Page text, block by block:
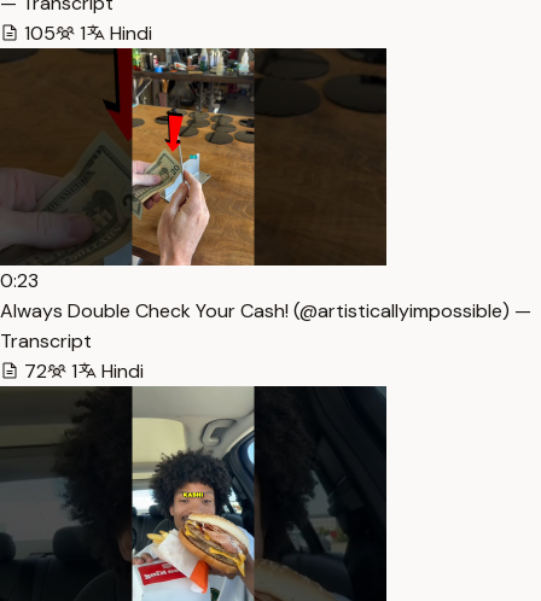
105
1 Hindi
0:23
Always Double Check Your Cash! (@artisticallyimpossible) —
Transcript
72
1 Hindi